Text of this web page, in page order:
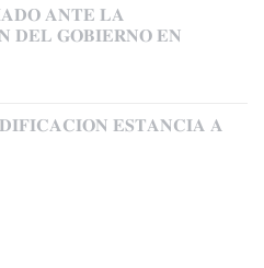
𝐀𝐍𝐓𝐄 𝐋𝐀
𝐃𝐄𝐋 𝐆𝐎𝐁𝐈𝐄𝐑𝐍𝐎 𝐄𝐍
𝐄𝐒𝐓𝐀𝐍𝐂𝐈𝐀 𝐀